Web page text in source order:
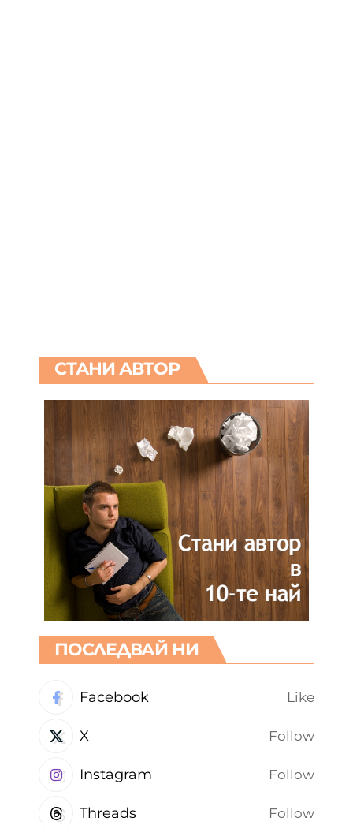
СТАНИ АВТОР
ПОСЛЕДВАЙ НИ
Facebook Like
X Follow
Instagram Follow
Threads Follow